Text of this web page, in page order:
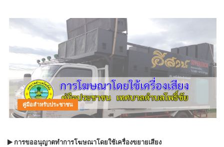
คู่มือสำหรับประชาชน
การขออนุญาตทำการโฆษณาโดยใช้เครื่องขยายเสียง